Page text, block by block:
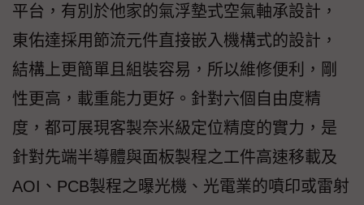
平台，有別於他家的氣浮墊式空氣軸承設計，
東佑達採用節流元件直接嵌入機構式的設計，
結構上更簡單且組裝容易，所以維修便利，剛
性更高，載重能力更好。針對六個自由度精
度，都可展現客製奈米級定位精度的實力，是
針對先端半導體與面板製程之工件高速移載及
AOI、PCB製程之曝光機、光電業的噴印或雷射